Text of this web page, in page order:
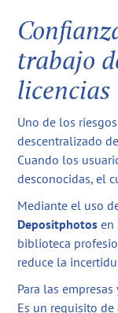
trabajo
licencias
Uno de los
descentralizado
Cuando los
desconocidas, el
Mediante el uso
Depositphotos en
biblioteca
reduce la
Para las
Es un requisito